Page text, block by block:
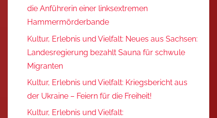
die Anführerin einer linksextremen
Hammermörderbande
Kultur, Erlebnis und Vielfalt: Neues aus Sachsen:
Landesregierung bezahlt Sauna für schwule
Migranten
Kultur, Erlebnis und Vielfalt: Kriegsbericht aus
der Ukraine – Feiern für die Freiheit!
Kultur, Erlebnis und Vielfalt: